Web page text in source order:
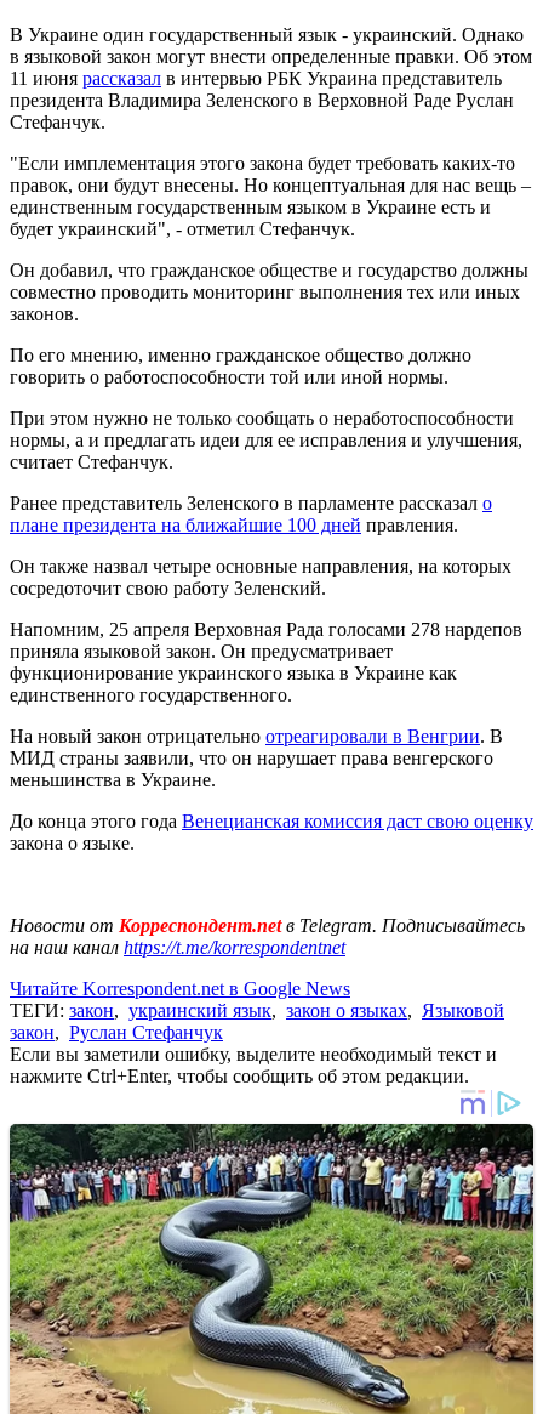
В Украине один государственный язык - украинский. Однако
в языковой закон могут внести определенные правки. Об этом
11 июня рассказал в интервью РБК Украина представитель
президента Владимира Зеленского в Верховной Раде Руслан
Стефанчук.
"Если имплементация этого закона будет требовать каких-то
правок, они будут внесены. Но концептуальная для нас вещь –
единственным государственным языком в Украине есть и
будет украинский", - отметил Стефанчук.
Он добавил, что гражданское обществе и государство должны
совместно проводить мониторинг выполнения тех или иных
законов.
По его мнению, именно гражданское общество должно
говорить о работоспособности той или иной нормы.
При этом нужно не только сообщать о неработоспособности
нормы, а и предлагать идеи для ее исправления и улучшения,
считает Стефанчук.
Ранее представитель Зеленского в парламенте рассказал о
плане президента на ближайшие 100 дней правления.
Он также назвал четыре основные направления, на которых
сосредоточит свою работу Зеленский.
Напомним, 25 апреля Верховная Рада голосами 278 нардепов
приняла языковой закон. Он предусматривает
функционирование украинского языка в Украине как
единственного государственного.
На новый закон отрицательно отреагировали в Венгрии. В
МИД страны заявили, что он нарушает права венгерского
меньшинства в Украине.
До конца этого года Венецианская комиссия даст свою оценку
закона о языке.
Новости от Корреспондент.netв Telegram. Подписывайтесь
на наш канал https://t.me/korrespondentnet
Читайте Korrespondent.net в Google News
ТЕГИ: закон, украинский язык, закон о языках, Языковой
закон, Руслан Стефанчук
Если вы заметили ошибку, выделите необходимый текст и
нажмите Ctrl+Enter, чтобы сообщить об этом редакции.